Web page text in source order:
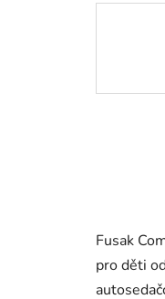
Fusak
pro děti